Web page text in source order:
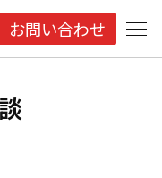
お問い合わせ